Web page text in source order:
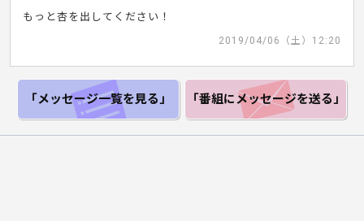
もっと杏を出してください！
2019/04/06（土）12:20
「メッセージ一覧を見る」 「番組にメッセージを送る」